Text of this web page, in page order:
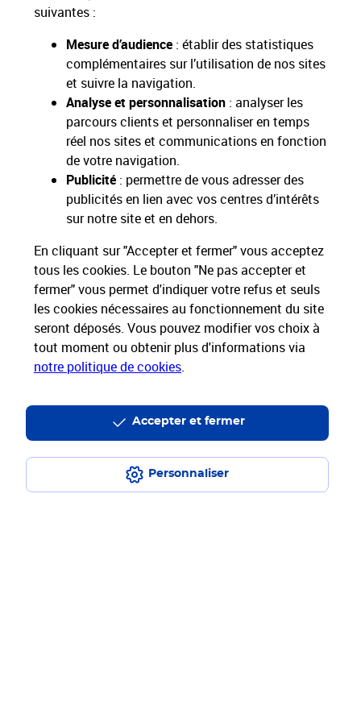
suivantes :
Mesure d’audience : établir des statistiques
complémentaires sur l’utilisation de nos sites
et suivre la navigation.
Analyse et personnalisation : analyser les
parcours clients et personnaliser en temps
réel nos sites et communications en fonction
de votre navigation.
Publicité : permettre de vous adresser des
publicités en lien avec vos centres d’intérêts
sur notre site et en dehors.
En cliquant sur "Accepter et fermer" vous acceptez
tous les cookies. Le bouton "Ne pas accepter et
fermer" vous permet d'indiquer votre refus et seuls
les cookies nécessaires au fonctionnement du site
seront déposés. Vous pouvez modifier vos choix à
tout moment ou obtenir plus d'informations via
notre politique de cookies.
Personnaliser
Accepter et fermer
contrat de Réexpédition de courrier définitive nationale. Ce service
Retrouvez tous les tarifs du service de Réexpédition proposé par
ici.
Nos Engagements
Localiser un bureau de poste
Paiements 100% sécurisés
Livraison offerte dès 25€ d'achat
Hors livres et hors produits marketplace
Nos engagements
sociétaux et environnementaux